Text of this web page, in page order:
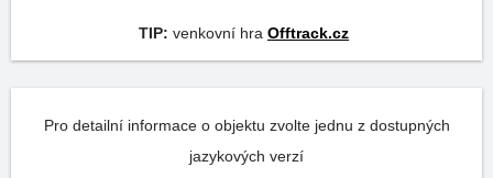
TIP: venkovní hra Offtrack.cz
Pro detailní informace o objektu zvolte jednu z dostupných
jazykových verzí